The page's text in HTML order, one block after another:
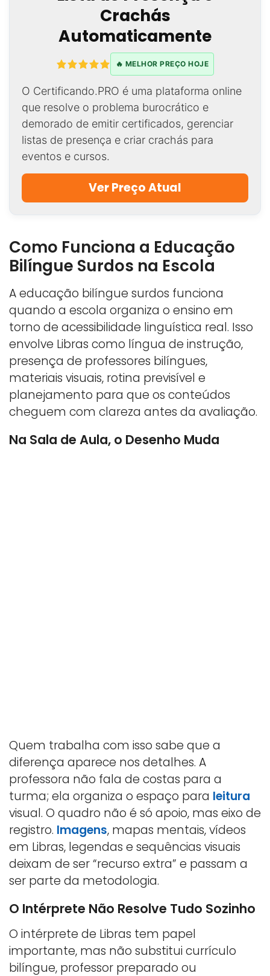
Crachás
Automaticamente
🔥 MELHOR PREÇO HOJE
O Certificando.PRO é uma plataforma online
que resolve o problema burocrático e
demorado de emitir certificados, gerenciar
listas de presença e criar crachás para
eventos e cursos.
Ver Preço Atual
Como Funciona a Educação
Bilíngue Surdos na Escola
A educação bilíngue surdos funciona
quando a escola organiza o ensino em
torno de acessibilidade linguística real. Isso
envolve Libras como língua de instrução,
presença de professores bilíngues,
materiais visuais, rotina previsível e
planejamento para que os conteúdos
cheguem com clareza antes da avaliação.
Na Sala de Aula, o Desenho Muda
Quem trabalha com isso sabe que a
diferença aparece nos detalhes. A
professora não fala de costas para a
turma; ela organiza o espaço para leitura
visual. O quadro não é só apoio, mas eixo de
registro. Imagens, mapas mentais, vídeos
em Libras, legendas e sequências visuais
deixam de ser “recurso extra” e passam a
ser parte da metodologia.
O Intérprete Não Resolve Tudo Sozinho
O intérprete de Libras tem papel
importante, mas não substitui currículo
bilíngue, professor preparado ou